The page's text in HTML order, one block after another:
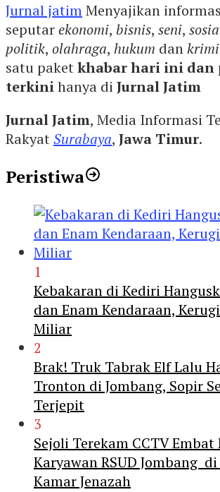
Jurnal jatimMenyajikan
seputarekonomi, bisnis, seni,
politik, olahraga, hukum dan
satu paketkhabar hari ini dan
terkinihanya di Jurnal Jatim
Jurnal Jatim, Media Informasi
RakyatSurabaya, Jawa Timur.
Peristiwa
1
Kebakaran di Kediri
dan Enam Kendaraan,
Miliar
2
Brak! Truk Tabrak Elf Lalu
Tronton di Jombang, Sopir
Terjepit
3
Sejoli Terekam CCTV
Karyawan RSUD Jombang
Kamar Jenazah